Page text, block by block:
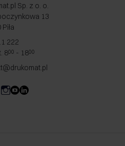
Sp. z o. o.
13
222
800 - 1800